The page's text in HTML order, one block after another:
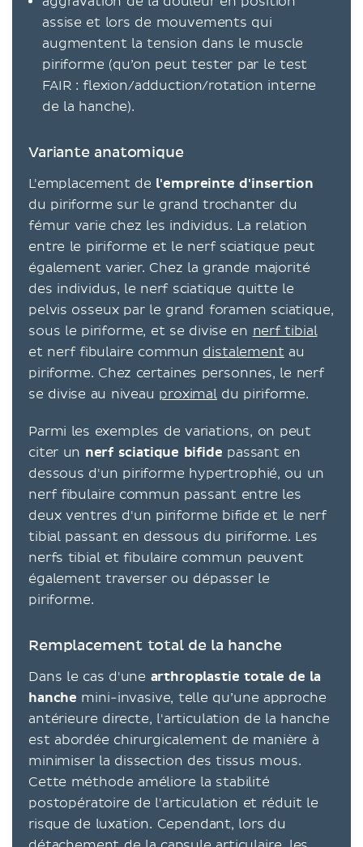
assise et lors de mouvements qui
augmentent la tension dans le muscle
piriforme (qu’on peut tester par le test
FAIR : flexion/adduction/rotation interne
de la hanche).
Variante anatomique
L'emplacement de l'empreinte d'insertion
du piriforme sur le grand trochanter du
fémur varie chez les individus. La relation
entre le piriforme et le nerf sciatique peut
également varier. Chez la grande majorité
des individus, le nerf sciatique quitte le
pelvis osseux par le grand foramen sciatique,
sous le piriforme, et se divise en nerf tibial
et nerf fibulaire commun distalement au
piriforme. Chez certaines personnes, le nerf
se divise au niveau proximaldu piriforme.
Parmi les exemples de variations, on peut
citer un nerf sciatique bifide passant en
dessous d'un piriforme hypertrophié, ou un
nerf fibulaire commun passant entre les
deux ventres d'un piriforme bifide et le nerf
tibial passant en dessous du piriforme. Les
nerfs tibial et fibulaire commun peuvent
également traverser ou dépasser le
piriforme.
Remplacement total de la hanche
Dans le cas d'une arthroplastie totale de la
hanche mini-invasive, telle qu’une approche
antérieure directe, l'articulation de la hanche
est abordée chirurgicalement de manière à
minimiser la dissection des tissus mous.
Cette méthode améliore la stabilité
postopératoire de l'articulation et réduit le
risque de luxation. Cependant, lors du